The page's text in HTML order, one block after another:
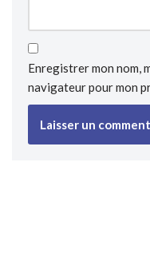
Enregistrer mon nom,
navigateur pour mon